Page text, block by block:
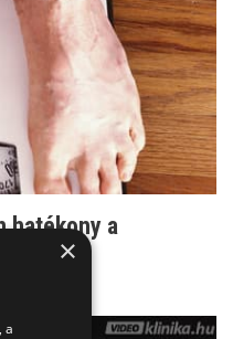
hatékony a
×
a